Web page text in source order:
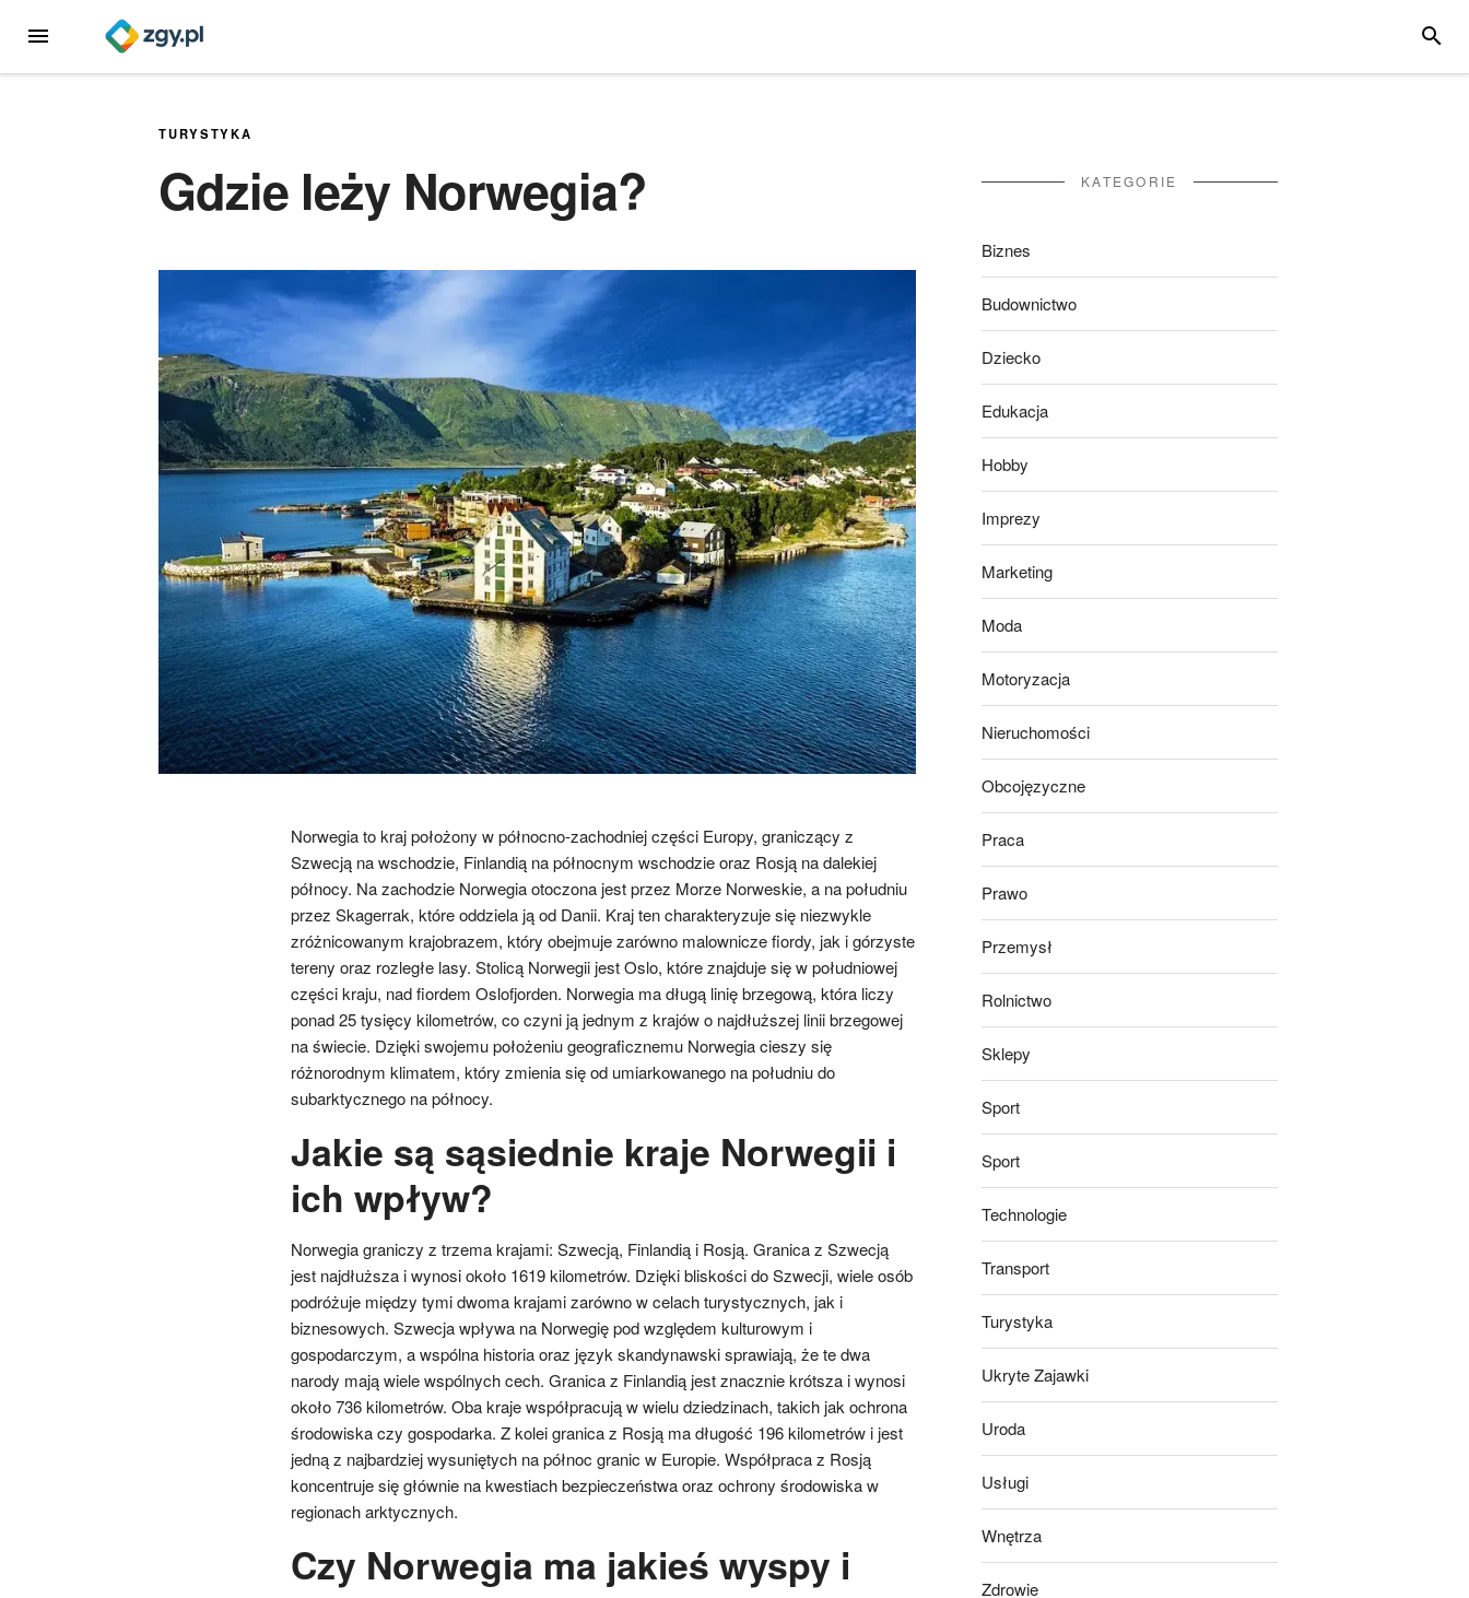
MENU
TURYSTYKA
Gdzie leży Norwegia?
Norwegia to kraj położony w północno-zachodniej części Europy, graniczący z
Szwecją na wschodzie, Finlandią na północnym wschodzie oraz Rosją na dalekiej
północy. Na zachodzie Norwegia otoczona jest przez Morze Norweskie, a na południu
przez Skagerrak, które oddziela ją od Danii. Kraj ten charakteryzuje się niezwykle
zróżnicowanym krajobrazem, który obejmuje zarówno malownicze fiordy, jak i górzyste
tereny oraz rozległe lasy. Stolicą Norwegii jest Oslo, które znajduje się w południowej
części kraju, nad fiordem Oslofjorden. Norwegia ma długą linię brzegową, która liczy
ponad 25 tysięcy kilometrów, co czyni ją jednym z krajów o najdłuższej linii brzegowej
na świecie. Dzięki swojemu położeniu geograficznemu Norwegia cieszy się
różnorodnym klimatem, który zmienia się od umiarkowanego na południu do
subarktycznego na północy.
Jakie są sąsiednie kraje Norwegii i
ich wpływ?
Norwegia graniczy z trzema krajami: Szwecją, Finlandią i Rosją. Granica z Szwecją
jest najdłuższa i wynosi około 1619 kilometrów. Dzięki bliskości do Szwecji, wiele osób
podróżuje między tymi dwoma krajami zarówno w celach turystycznych, jak i
biznesowych. Szwecja wpływa na Norwegię pod względem kulturowym i
gospodarczym, a wspólna historia oraz język skandynawski sprawiają, że te dwa
narody mają wiele wspólnych cech. Granica z Finlandią jest znacznie krótsza i wynosi
około 736 kilometrów. Oba kraje współpracują w wielu dziedzinach, takich jak ochrona
środowiska czy gospodarka. Z kolei granica z Rosją ma długość 196 kilometrów i jest
jedną z najbardziej wysuniętych na północ granic w Europie. Współpraca z Rosją
koncentruje się głównie na kwestiach bezpieczeństwa oraz ochrony środowiska w
regionach arktycznych.
Czy Norwegia ma jakieś wyspy i
KATEGORIE
Biznes
Budownictwo
Dziecko
Edukacja
Hobby
Imprezy
Marketing
Moda
Motoryzacja
Nieruchomości
Obcojęzyczne
Praca
Prawo
Przemysł
Rolnictwo
Sklepy
Sport
Sport
Technologie
Transport
Turystyka
Ukryte Zajawki
Uroda
Usługi
Wnętrza
Zdrowie